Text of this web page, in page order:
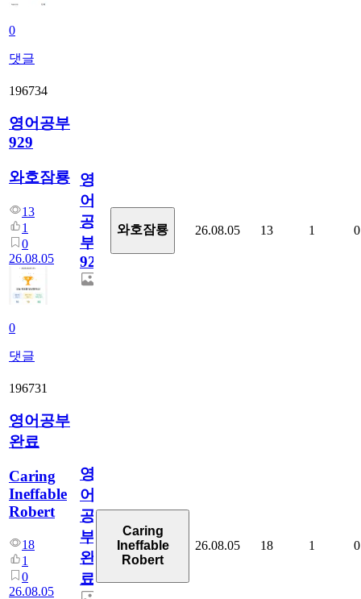
0
댓글
196734
영어공부
929
와호잠룡
13
1
0
26.08.05
0
댓글
영
어
공
부
929
와호잠룡 26.08.05 13 1 0
196731
영어공부
완료
Caring
Ineffable
Robert
18
1
0
26.08.05
영
어
공
부
완
료
Caring
Ineffable
Robert
26.08.05 18 1 0